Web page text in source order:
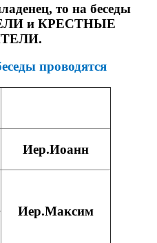
то на беседы
и КРЕСТНЫЕ
.
проводятся
Иер.Иоанн
Иер.Максим